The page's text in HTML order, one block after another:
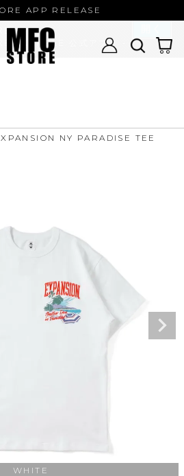
APP RELEASE
NY PARADISE TEE
WHITE
EXAMPLE 公式アプリ -